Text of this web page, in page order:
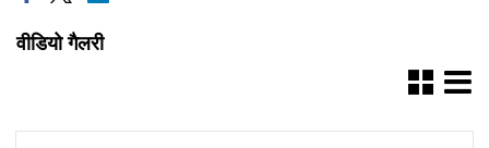
वीडियो गैलरी